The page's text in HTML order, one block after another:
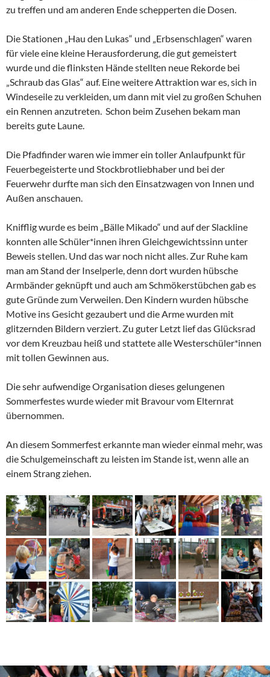
zu treffen und am anderen Ende schepperten die Dosen.
Die Stationen „Hau den Lukas“ und „Erbsenschlagen“ waren
für viele eine kleine Herausforderung, die gut gemeistert
wurde und die flinksten Hände stellten neue Rekorde bei
„Schraub das Glas“ auf. Eine weitere Attraktion war es, sich in
Windeseile zu verkleiden, um dann mit viel zu großen Schuhen
ein Rennen anzutreten. Schon beim Zusehen bekam man
bereits gute Laune.
Die Pfadfinder waren wie immer ein toller Anlaufpunkt für
Feuerbegeisterte und Stockbrotliebhaber und bei der
Feuerwehr durfte man sich den Einsatzwagen von Innen und
Außen anschauen.
Knifflig wurde es beim „Bälle Mikado“ und auf der Slackline
konnten alle Schüler*innen ihren Gleichgewichtssinn unter
Beweis stellen. Und das war noch nicht alles. Zur Ruhe kam
man am Stand der Inselperle, denn dort wurden hübsche
Armbänder geknüpft und auch am Schmökerstübchen gab es
gute Gründe zum Verweilen. Den Kindern wurden hübsche
Motive ins Gesicht gezaubert und die Arme wurden mit
glitzernden Bildern verziert. Zu guter Letzt lief das Glücksrad
vor dem Kreuzbau heiß und stattete alle Westerschüler*innen
mit tollen Gewinnen aus.
Die sehr aufwendige Organisation dieses gelungenen
Sommerfestes wurde wieder mit Bravour vom Elternrat
übernommen.
An diesem Sommerfest erkannte man wieder einmal mehr, was
die Schulgemeinschaft zu leisten im Stande ist, wenn alle an
einem Strang ziehen.